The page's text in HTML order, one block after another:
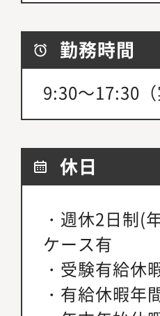
勤務時間
9:30～17:30
休日
・週休2日制(
ケース有
・受験有給休
・有給休暇年